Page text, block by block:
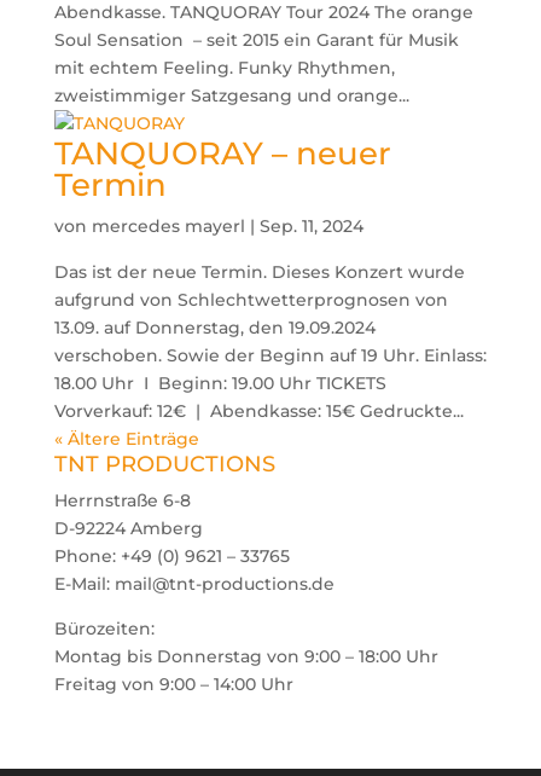
Abendkasse. TANQUORAY Tour 2024 The orange
Soul Sensation – seit 2015 ein Garant für Musik
mit echtem Feeling. Funky Rhythmen,
zweistimmiger Satzgesang und orange...
TANQUORAY – neuer
Termin
von mercedes mayerl | Sep. 11, 2024
Das ist der neue Termin. Dieses Konzert wurde
aufgrund von Schlechtwetterprognosen von
13.09. auf Donnerstag, den 19.09.2024
verschoben. Sowie der Beginn auf 19 Uhr. Einlass:
18.00 Uhr I Beginn: 19.00 Uhr TICKETS
Vorverkauf: 12€ | Abendkasse: 15€ Gedruckte...
« Ältere Einträge
TNT PRODUCTIONS
Herrnstraße 6-8
D-92224 Amberg
Phone: +49 (0) 9621 – 33765
E-Mail: mail@tnt-productions.de
Bürozeiten:
Montag bis Donnerstag von 9:00 – 18:00 Uhr
Freitag von 9:00 – 14:00 Uhr